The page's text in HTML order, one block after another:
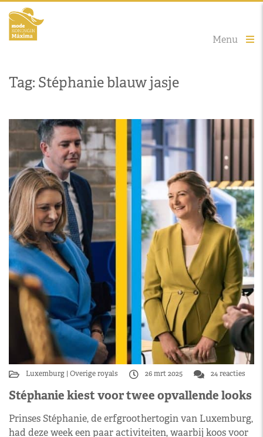
Menu
Tag: Stéphanie blauw jasje
Luxemburg Overige royals 26 mrt 2025 24 reacties
Stéphanie kiest voor twee opvallende looks
Prinses Stéphanie, de erfgroothertogin van Luxemburg,
had deze week een paar activiteiten, waarbij koos voor